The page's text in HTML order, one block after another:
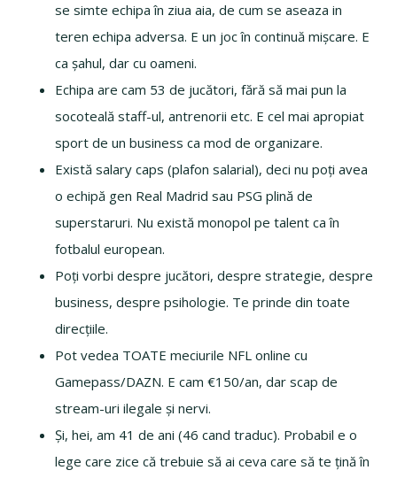
se simte echipa în ziua aia, de cum se aseaza in
teren echipa adversa. E un joc în continuă mișcare. E
ca șahul, dar cu oameni.
Echipa are cam 53 de jucători, fără să mai pun la
socoteală staff-ul, antrenorii etc. E cel mai apropiat
sport de un business ca mod de organizare.
Există salary caps (plafon salarial), deci nu poți avea
o echipă gen Real Madrid sau PSG plină de
superstaruri. Nu există monopol pe talent ca în
fotbalul european.
Poți vorbi despre jucători, despre strategie, despre
business, despre psihologie. Te prinde din toate
direcțiile.
Pot vedea TOATE meciurile NFL online cu
Gamepass/DAZN. E cam €150/an, dar scap de
stream-uri ilegale și nervi.
Și, hei, am 41 de ani (46 cand traduc). Probabil e o
lege care zice că trebuie să ai ceva care să te țină în